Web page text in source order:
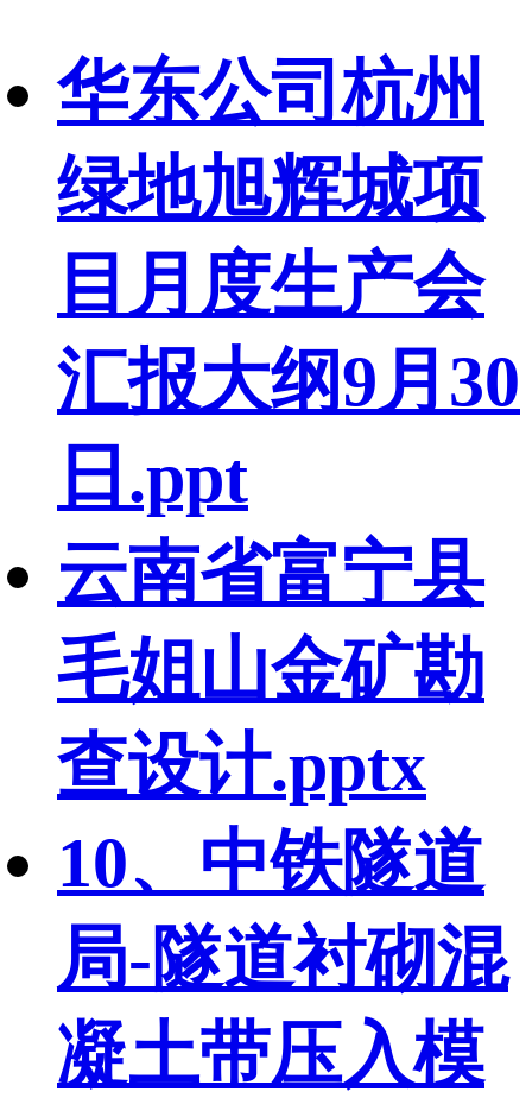
华东公司杭州
绿地旭辉城项
目月度生产会
汇报大纲9月30
日.ppt
云南省富宁县
毛姐山金矿勘
查设计.pptx
10、中铁隧道
局-隧道衬砌混
凝土带压入模